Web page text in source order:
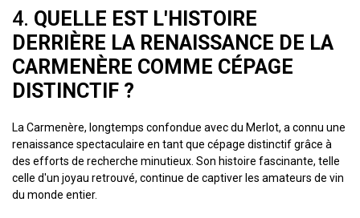
4. QUELLE EST L'HISTOIRE
DERRIÈRE LA RENAISSANCE DE LA
CARMENÈRE COMME CÉPAGE
DISTINCTIF ?
La Carmenère, longtemps confondue avec du Merlot, a connu une
renaissance spectaculaire en tant que cépage distinctif grâce à
des efforts de recherche minutieux. Son histoire fascinante, telle
celle d'un joyau retrouvé, continue de captiver les amateurs de vin
du monde entier.